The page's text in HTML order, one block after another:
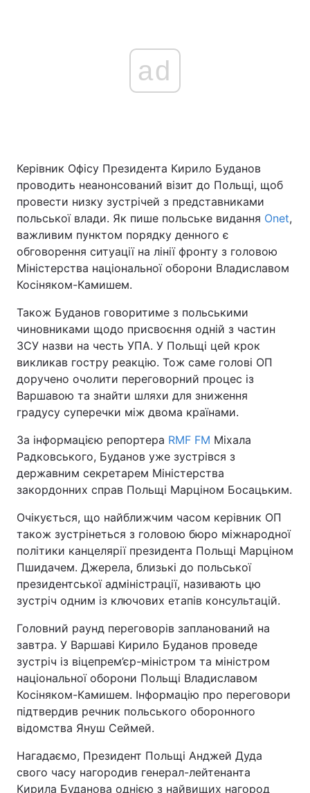
ad
Керівник Офісу Президента Кирило Буданов
проводить неанонсований візит до Польщі, щоб
провести низку зустрічей з представниками
польської влади. Як пише польське видання Onet,
важливим пунктом порядку денного є
обговорення ситуації на лінії фронту з головою
Міністерства національної оборони Владиславом
Косіняком-Камишем.
Також Буданов говоритиме з польськими
чиновниками щодо присвоєння одній з частин
ЗСУ назви на честь УПА. У Польщі цей крок
викликав гостру реакцію. Тож саме голові ОП
доручено очолити переговорний процес із
Варшавою та знайти шляхи для зниження
градусу суперечки між двома країнами.
За інформацією репортера RMF FM Міхала
Радковського, Буданов уже зустрівся з
державним секретарем Міністерства
закордонних справ Польщі Марціном Босацьким.
Очікується, що найближчим часом керівник ОП
також зустрінеться з головою бюро міжнародної
політики канцелярії президента Польщі Марціном
Пшидачем. Джерела, близькі до польської
президентської адміністрації, називають цю
зустріч одним із ключових етапів консультацій.
Головний раунд переговорів запланований на
завтра. У Варшаві Кирило Буданов проведе
зустріч із віцепрем’єр-міністром та міністром
національної оборони Польщі Владиславом
Косіняком-Камишем. Інформацію про переговори
підтвердив речник польського оборонного
відомства Януш Сеймей.
Нагадаємо, Президент Польщі Анджей Дуда
свого часу нагородив генерал-лейтенанта
Кирила Буданова однією з найвищих нагород